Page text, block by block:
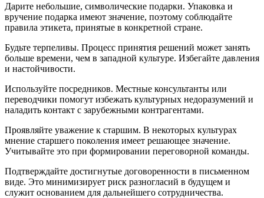
Дарите небольшие, символические подарки. Упаковка и
вручение подарка имеют значение, поэтому соблюдайте
правила этикета, принятые в конкретной стране.
Будьте терпеливы. Процесс принятия решений может занять
больше времени, чем в западной культуре. Избегайте давления
и настойчивости.
Используйте посредников. Местные консультанты или
переводчики помогут избежать культурных недоразумений и
наладить контакт с зарубежными контрагентами.
Проявляйте уважение к старшим. В некоторых культурах
мнение старшего поколения имеет решающее значение.
Учитывайте это при формировании переговорной команды.
Подтверждайте достигнутые договоренности в письменном
виде. Это минимизирует риск разногласий в будущем и
служит основанием для дальнейшего сотрудничества.